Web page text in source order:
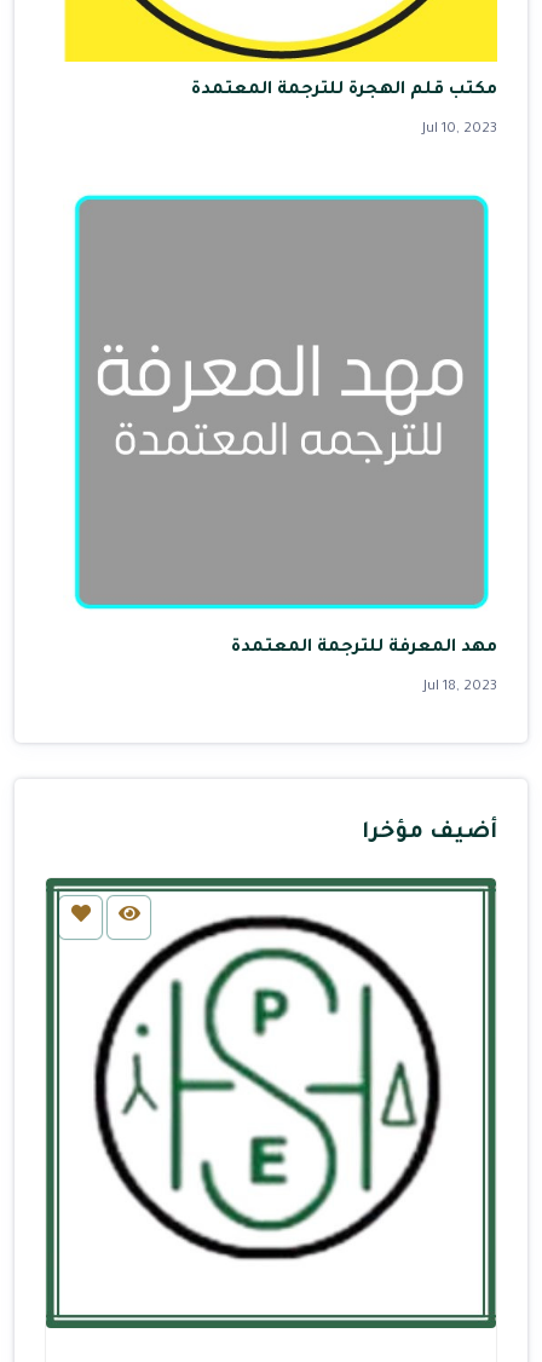
مكتب قلم الهجرة للترجمة المعتمدة
Jul 10, 2023
مهد المعرفة للترجمة المعتمدة
Jul 18, 2023
أضيف مؤخرا